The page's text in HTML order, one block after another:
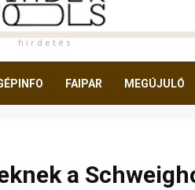
h i r d e t é s
FAIPAR MEGÚJULÓ
a